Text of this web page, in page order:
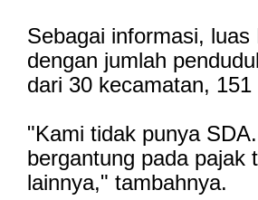
Sebagai informasi,
dengan jumlah
dari 30 kecamatan, 151
"Kami tidak punya
bergantung pada pajak
lainnya," tambahnya.